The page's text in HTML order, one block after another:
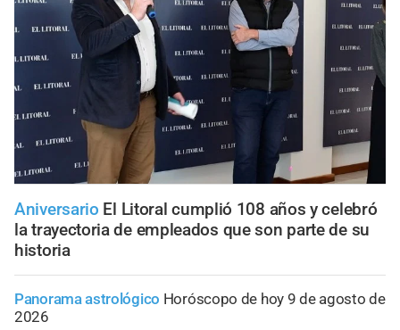
Aniversario El Litoral cumplió 108 años y celebró
la trayectoria de empleados que son parte de su
historia
Panorama astrológico Horóscopo de hoy 9 de agosto de
2026